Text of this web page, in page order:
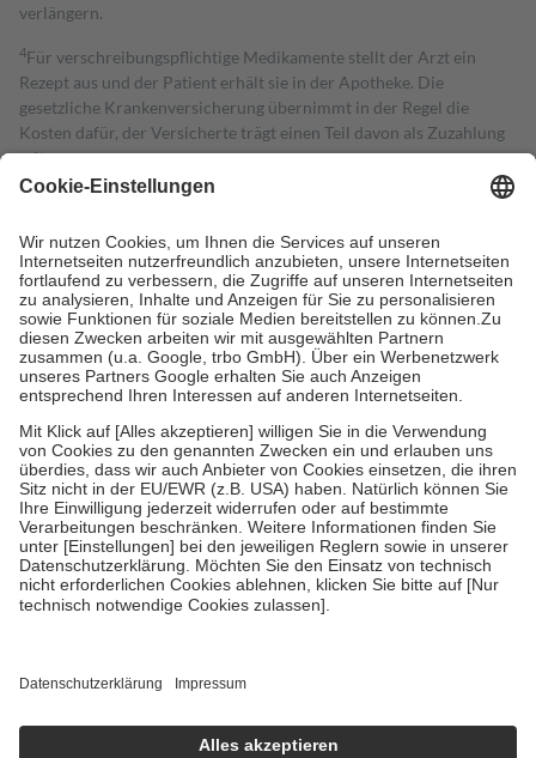
verlängern.
4Für verschreibungspflichtige Medikamente stellt der Arzt ein
Rezept aus und der Patient erhält sie in der Apotheke. Die
gesetzliche Krankenversicherung übernimmt in der Regel die
Kosten dafür, der Versicherte trägt einen Teil davon als Zuzahlung
mit.
Grundsätzlich leisten Mitglieder Zuzahlungen in Höhe von zehn
höchstens zehn Euro.
Es sind jedoch nie mehr als die tatsächlichen
Kosten der Leistung zu entrichten.
Diese Regeln gelten grundsätzlich auch für Online-Apotheken.
Bei Heilmitteln und häuslicher Krankenpflege beträgt die
Zuzahlung zehn Prozent der Kosten sowie zehn Euro je
Verordnung.
Um das Engagement der Versicherten für ihre eigene Gesundheit zu
stärken und die besondere Stellung der Familie zu unterstützen,
fallenkeine Zuzahlungenan bei:
• Kindern und Jugendlichen bis zum vollendeten 18. Lebensjahr
mit Ausnahme der Fahrkosten
• Untersuchungen zur Vorsorge und Früherkennung, die von der
GKV getragen werden
• empfohlenen Schutzimpfungen
• Harn- und Blutteststreifen
getroffen, um sicherzustellen, dass es sich um echte Bewertungen
https://help.etrusted.com/hc/de/articles/4419944605341